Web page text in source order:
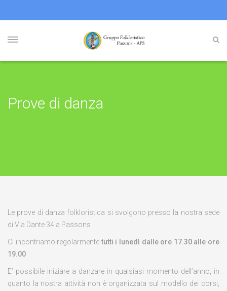
Prove di danza
Le prove di danza folkloristica si svolgono presso la nostra sede
di Via Dante 34 a Passons
Ci incontriamo regolarmente tutti i lunedì dalle ore 17.30 alle ore
19.00
E’ possibile iniziare a danzare in qualsiasi momento dell’anno, in
quanto la nostra attività non è organizzata sul modello dei corsi,